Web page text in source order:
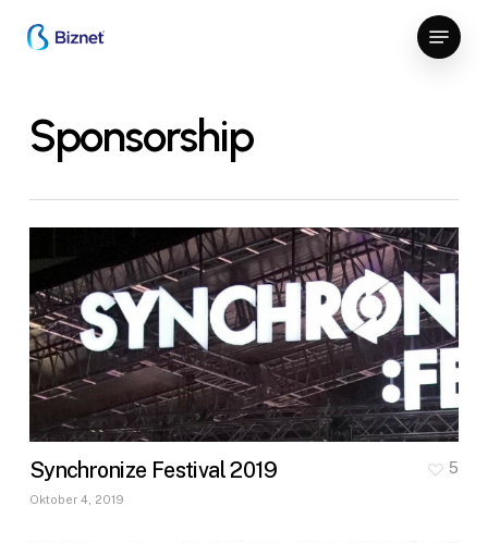
Menu
Sponsorship
Synchronize Festival 2019
Oktober 4, 2019
5